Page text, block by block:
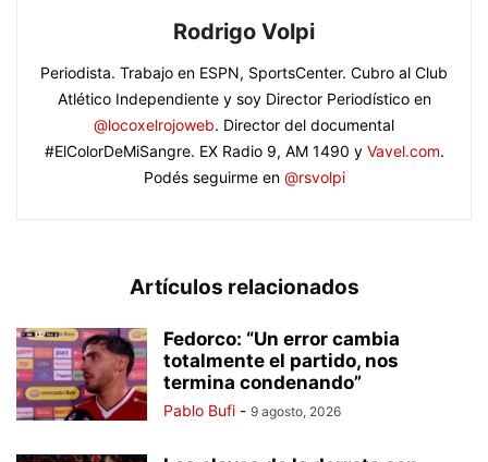
Rodrigo Volpi
Periodista. Trabajo en ESPN, SportsCenter. Cubro al Club
Atlético Independiente y soy Director Periodístico en
@locoxelrojoweb. Director del documental
#ElColorDeMiSangre. EX Radio 9, AM 1490 y Vavel.com.
Podés seguirme en @rsvolpi
Artículos relacionados
Fedorco: “Un error cambia
totalmente el partido, nos
termina condenando”
Pablo Bufi - 9 agosto, 2026